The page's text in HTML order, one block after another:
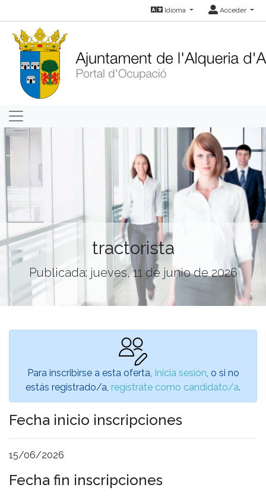
Idioma Acceder
tractorista
Publicada: jueves, 11 de junio de 2026
Para inscribirse a esta oferta, Inicia sesión , o si no
estás registrado/a, regístrate como candidato/a.
Fecha inicio inscripciones
15/06/2026
Fecha fin inscripciones